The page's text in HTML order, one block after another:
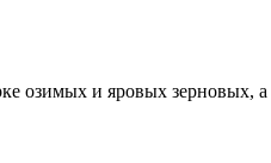
озимых и яровых зерновых,